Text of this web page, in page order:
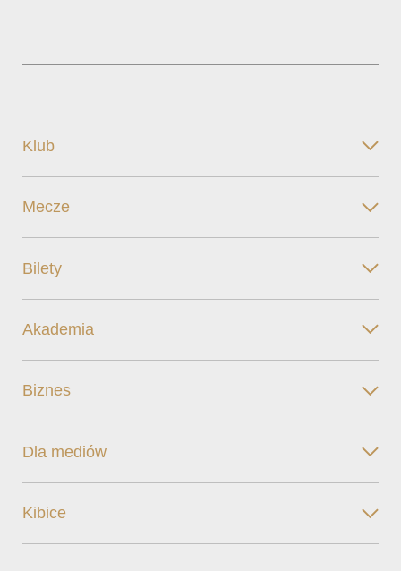
Klub
Mecze
Bilety
Akademia
Biznes
Dla mediów
Kibice